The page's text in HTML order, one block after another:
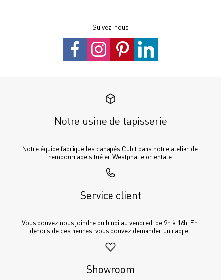
Suivez-nous
Notre usine de tapisserie
Notre équipe fabrique les canapés Cubit dans notre atelier de
rembourrage situé en Westphalie orientale.
Service client
Vous pouvez nous joindre du lundi au vendredi de 9h à 16h. En
dehors de ces heures, vous pouvez demander un rappel.
Showroom